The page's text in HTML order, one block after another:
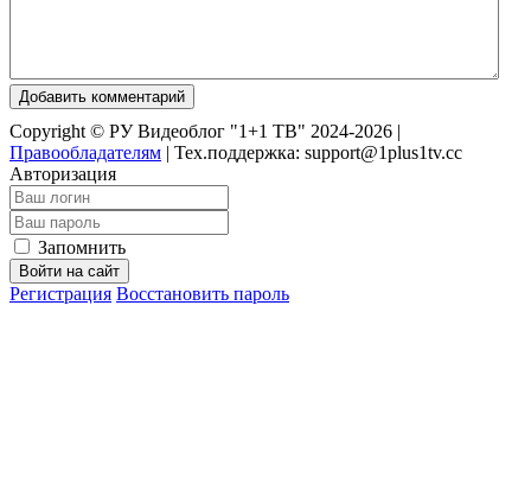
Добавить комментарий
Copyright © РУ Видеоблог "1+1 ТВ" 2024-2026 |
Правообладателям | Тех.поддержка: support@1plus1tv.cc
Авторизация
Запомнить
Войти на сайт
Регистрация Восстановить пароль